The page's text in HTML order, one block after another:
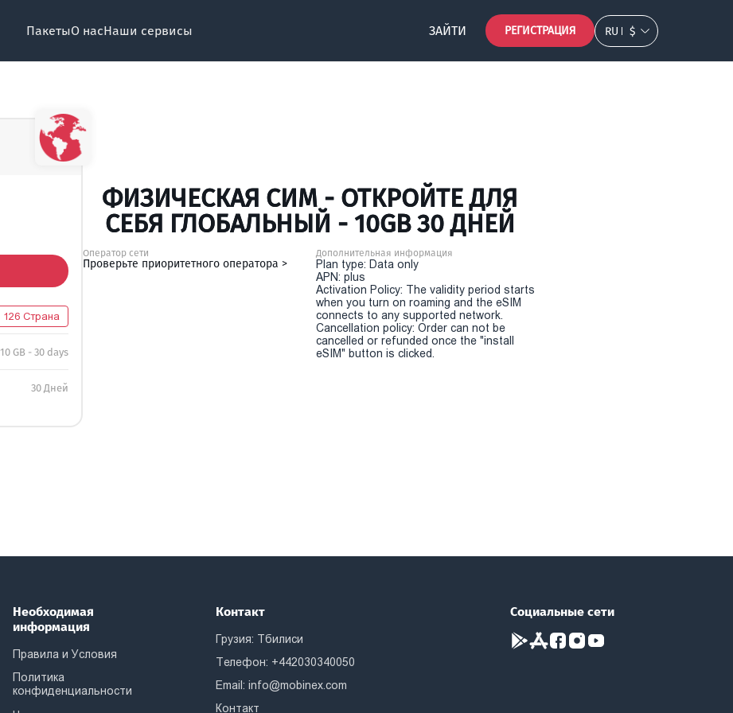
ПакетыО насНаши сервисы ЗАЙТИ РЕГИСТРАЦИЯ RU $
126 Страна
10 GB - 30 days
30 Дней
ФИЗИЧЕСКАЯ СИМ - ОТКРОЙТЕ ДЛЯ
СЕБЯ ГЛОБАЛЬНЫЙ - 10GB 30 ДНЕЙ
Оператор сети
Проверьте приоритетного оператора >
Дополнительная информация
Plan type: Data only
APN: plus
Activation Policy: The validity period starts
when you turn on roaming and the eSIM
connects to any supported network.
Cancellation policy: Order can not be
cancelled or refunded once the "install
eSIM" button is clicked.
Необходимая
информация
Правила и Условия
Политика
конфиденциальности
Контакт
Грузия: Тбилиси
Телефон: +442030340050
Email:info@mobinex.com
Контакт
Социальные сети